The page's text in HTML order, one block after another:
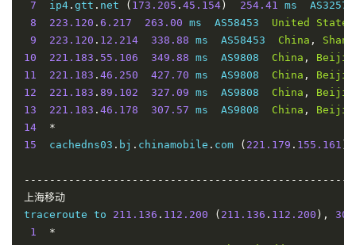
移
动
5 5 0% 364.78 189.72 297.64
广
西
电
信
5 4 20% 406.66 399.08 403.625
广
西
移
5 4 20% 244.2 228.36 236.94
3
10.91 . 0.33 2.82 ms *
  LAN
Address
4
10.91.0.5 2.21 ms *
  LAN
Address
5
  xe
- 0 -0- 1.cr2-mel1.ip4. gtt net (67.199.141.33)
6
  ae27
.cr2 -sjc1. ip4.gtt. net 89.149 141.29 )
7
  as4837
. sjc10.ip4 .gtt . net 173.205 56.142 )
8
219.158 . 116.237 268.74 ms  AS4837 China
9
219.158 . 8.177 284.59 ms  AS4837 China,
10
11
*
14
  dns2
7
  ip4
. gtt . net ( 173.205 . 45.154 ) 254.41 ms
8
223.120 . 6.217 263.00 ms  AS58453 United States
9
223.120 . 12.214 338.88 ms  AS58453 China ,
10
221.183 . 55.106 349.88 ms  AS9808 China ,
11
221.183 . 46.250 427.70 ms  AS9808 China ,
12
221.183 . 89.102 327.09 ms  AS9808 China ,
13
221.183 . 46.178 307.57 ms  AS9808 China ,
14
*
15
  cachedns03
. bj . chinamobile . com ( 221.179 . 155.161
上海移动
traceroute to 211.136 . 112.200 ( 211.136 . 112.200 ), 30
1
*